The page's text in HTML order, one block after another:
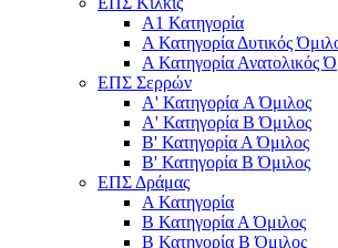
Α1 Κατηγορία
Α Κατηγορία Δυτικός
Α Κατηγορία Ανατολικός
ΕΠΣ Σερρών
Α' Κατηγορία A Όμιλος
Α' Κατηγορία Β Όμιλος
Β' Κατηγορία Α Όμιλος
Β' Κατηγορία Β Όμιλος
ΕΠΣ Δράμας
Α Κατηγορία
Β Κατηγορία Α Όμιλος
Β Κατηγορία Β Όμιλος